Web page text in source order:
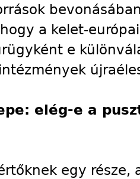
a kelet-
e
elég-e a
egy